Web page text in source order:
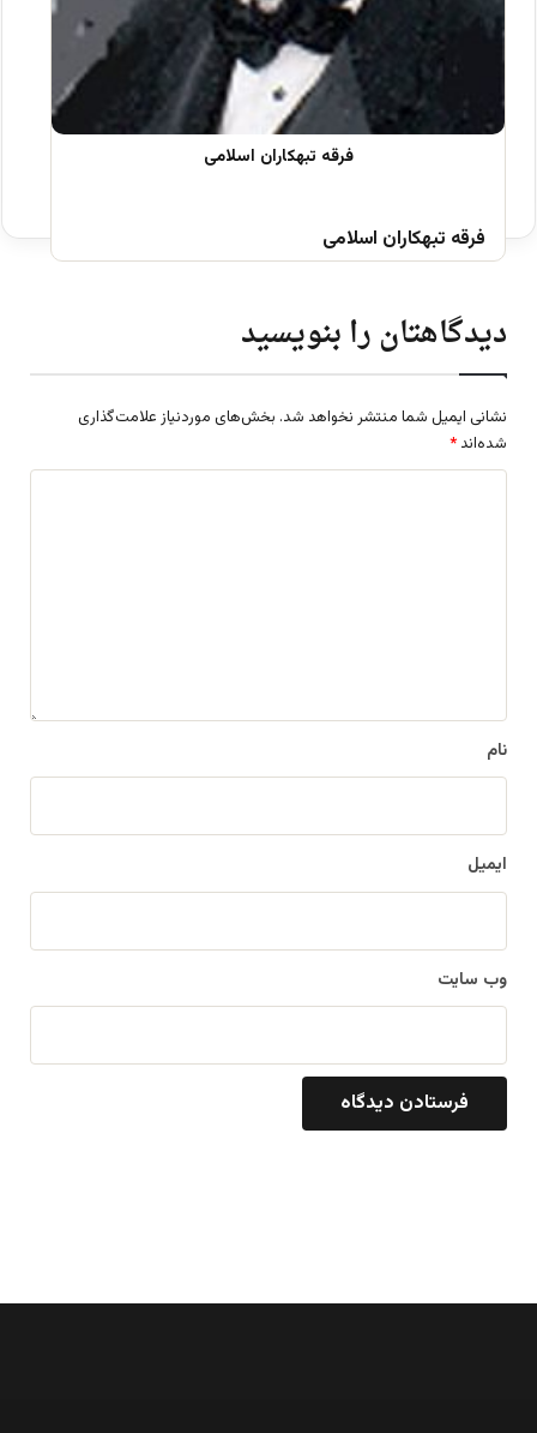
فرقه تبهکاران اسلامی
دیدگاهتان را بنویسید
نشانی ایمیل شما منتشر نخواهد شد. بخش‌های موردنیاز علامت‌گذاری
شده‌اند *
نام
ایمیل
وب‌ سایت